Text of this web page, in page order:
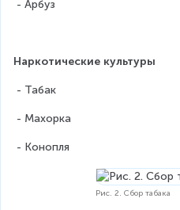
- Арбуз
Наркотические культуры
- Табак
- Махорка
- Конопля
Рис. 2. Сбор табака